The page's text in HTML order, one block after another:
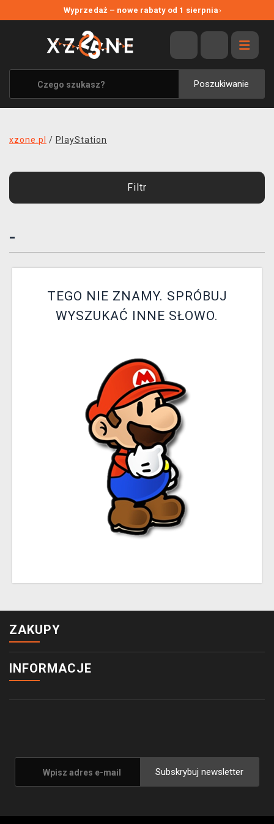
Wyprzedaż – nowe rabaty od 1 sierpnia›
Poszukiwanie
WYPRZEDAŻ
WSZYSTKIE MARKI
XZONE ORIGINALS
UBRANIA I AKCESORIA
BLOG
XZONE KLUB
xzone.pl / PlayStation
Filtr
-
TEGO NIE ZNAMY. SPRÓBUJ
WYSZUKAĆ INNE SŁOWO.
ZAKUPY
INFORMACJE
Subskrybuj newsletter